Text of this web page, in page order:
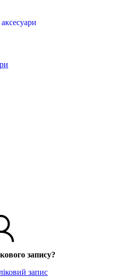
запису?
запис